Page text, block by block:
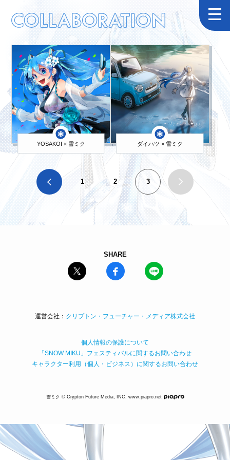
雪ミク関連のコラボ
YOSAKOI × 雪ミク ダイハツ × 雪ミク
1 2 3
SHARE
運営会社： クリプトン・フューチャー・メディア株式会社
個人情報の保護について
「SNOW MIKU」フェスティバルに関するお問い合わせ
キャラクター利用（個人・ビジネス）に関するお問い合わせ
雪ミク © Crypton Future Media, INC. www.piapro.net